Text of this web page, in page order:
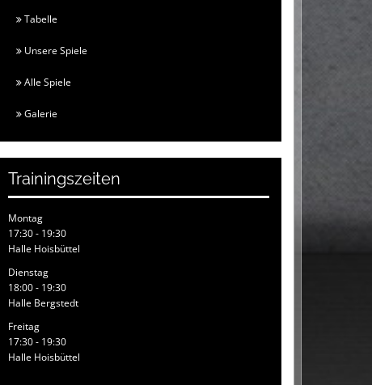
Tabelle
Unsere Spiele
Alle Spiele
Galerie
Trainingszeiten
Montag
17:30 - 19:30
Halle Hoisbüttel
Dienstag
18:00 - 19:30
Halle Bergstedt
Freitag
17:30 - 19:30
Halle Hoisbüttel